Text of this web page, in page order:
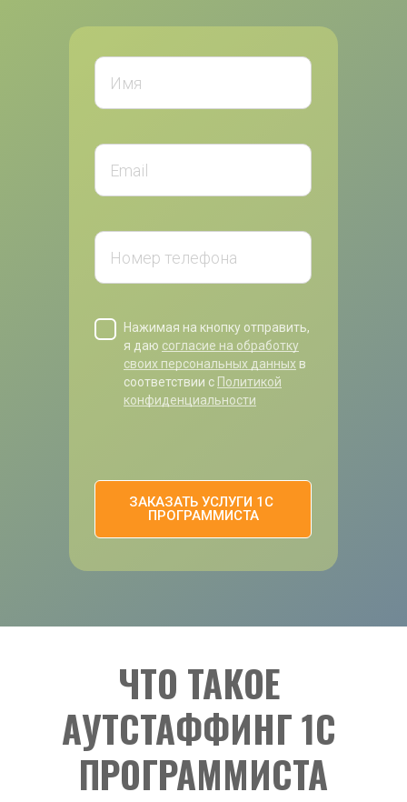
Нажимая на кнопку отправить,
я даю согласие на обработку
своих персональных данных в
соответствии с Политикой
конфиденциальности
ЗАКАЗАТЬ УСЛУГИ 1С
ПРОГРАММИСТА
ЧТО ТАКОЕ
АУТСТАФФИНГ 1С
ПРОГРАММИСТА